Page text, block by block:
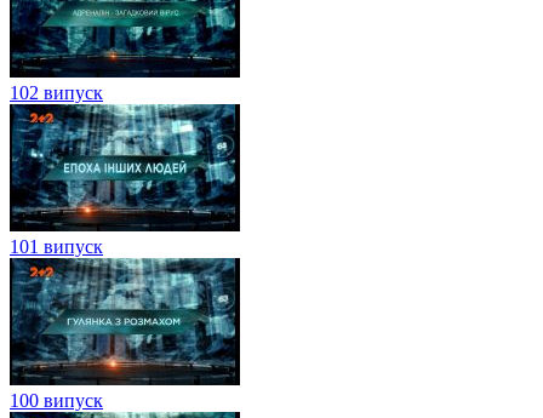
102 випуск
101 випуск
100 випуск